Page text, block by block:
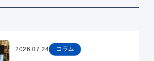
2026.07.24 コラム